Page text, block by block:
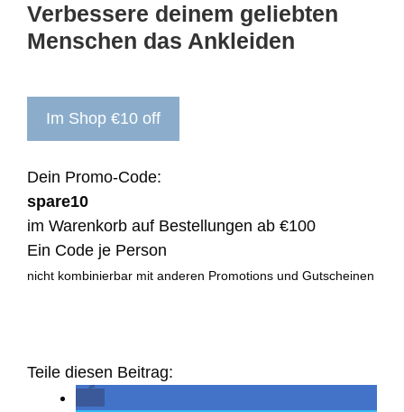
Verbessere deinem geliebten
Menschen das Ankleiden
Im Shop €10 off
Dein Promo-Code:
spare10
im Warenkorb auf Bestellungen ab €100
Ein Code je Person
nicht kombinierbar mit anderen Promotions und Gutscheinen
Teile diesen Beitrag: